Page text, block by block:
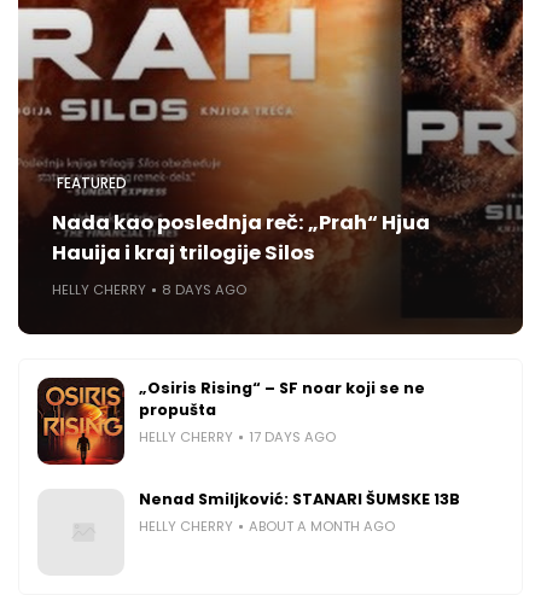
FEATURED
Nada kao poslednja reč: „Prah“ Hjua
Hauija i kraj trilogije Silos
HELLY CHERRY 8 DAYS AGO
„Osiris Rising“ – SF noar koji se ne
propušta
HELLY CHERRY 17 DAYS AGO
Nenad Smiljković: STANARI ŠUMSKE 13B
HELLY CHERRY ABOUT A MONTH AGO